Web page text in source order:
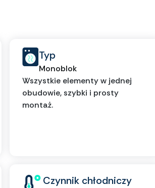
Typ
Monoblok
Wszystkie elementy w jednej
obudowie, szybki i prosty
montaż.
Czynnik chłodniczy